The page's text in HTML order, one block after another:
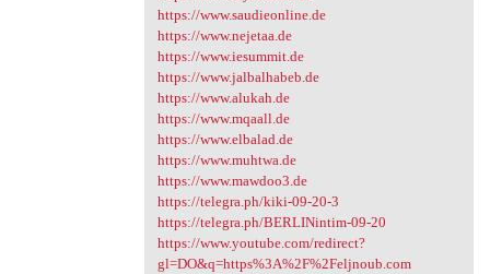
https://www.saudieonline.de
https://www.nejetaa.de
https://www.iesummit.de
https://www.jalbalhabeb.de
https://www.alukah.de
https://www.mqaall.de
https://www.elbalad.de
https://www.muhtwa.de
https://www.mawdoo3.de
https://telegra.ph/kiki-09-20-3
https://telegra.ph/BERLINintim-09-20
https://www.youtube.com/redirect?
gl=DO&q=https%3A%2F%2Feljnoub.com